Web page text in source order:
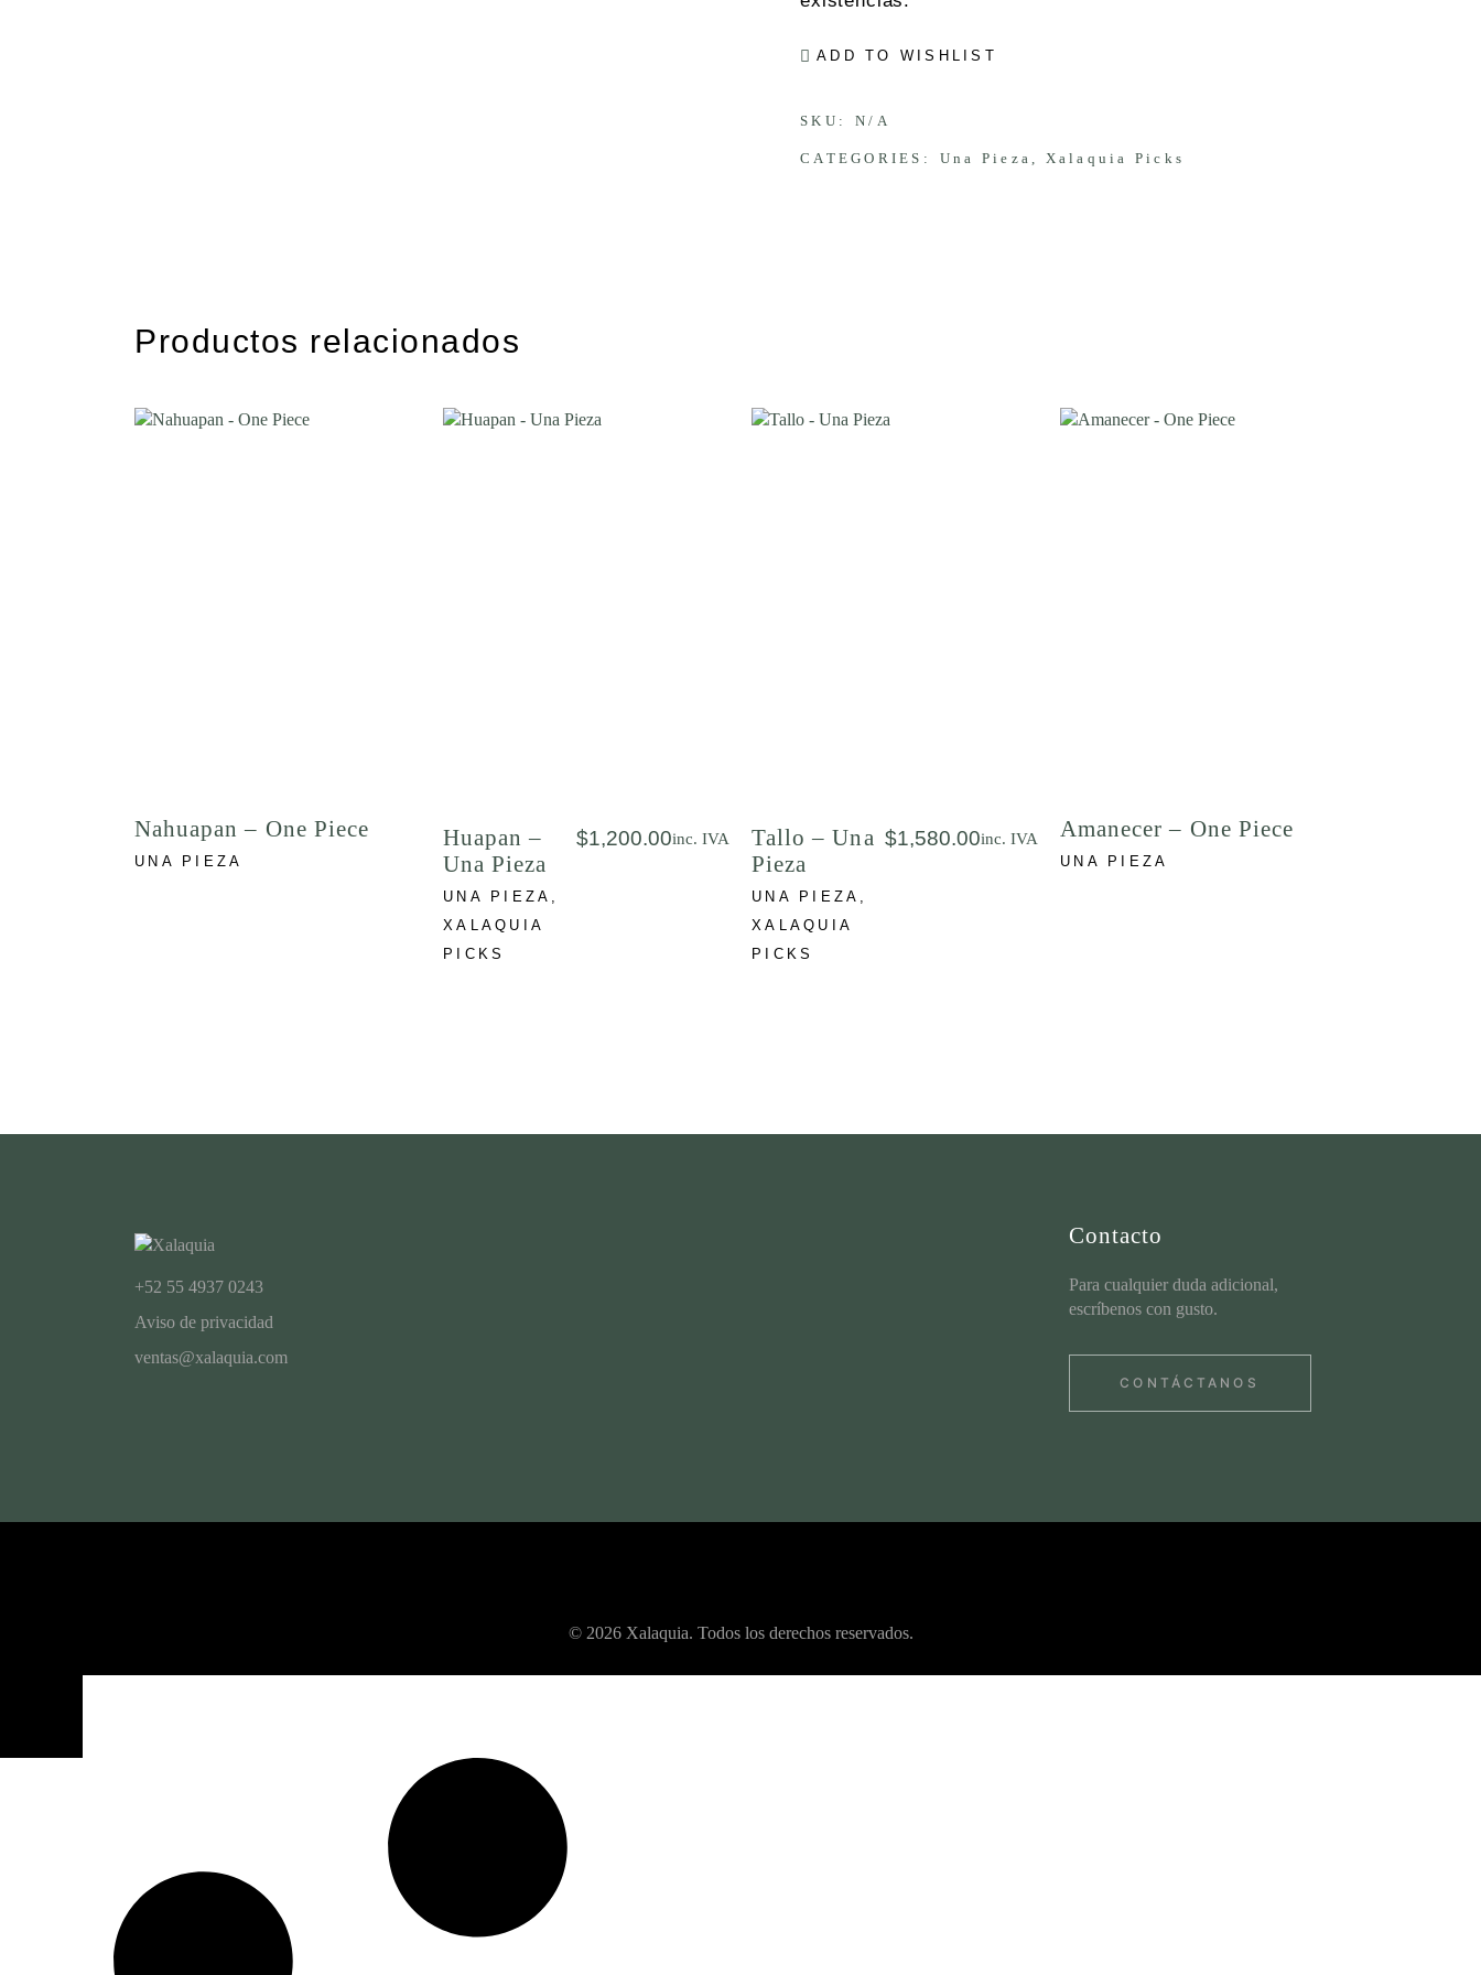
ADD TO WISHLIST
SKU: N/A
CATEGORIES: Una Pieza , Xalaquia Picks
Productos relacionados
Nahuapan – One Piece
UNA PIEZA
Huapan –
Una Pieza
UNA PIEZA
XALAQUIA
PICKS
$1,200.00inc. IVA
Tallo – Una
Pieza
UNA PIEZA
XALAQUIA
PICKS
$1,580.00inc. IVA Amanecer – One Piece
UNA PIEZA
+52 55 4937 0243
Aviso de privacidad
ventas@xalaquia.com
Contacto
Para cualquier duda adicional,
escríbenos con gusto.
CONTÁCTANOS
© 2026 Xalaquia. Todos los derechos reservados.